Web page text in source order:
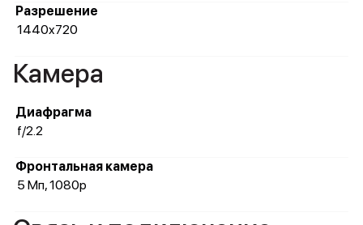
Разрешение
1440x720
Камера
Диафрагма
f/2.2
Фронтальная камера
5 Мп, 1080p